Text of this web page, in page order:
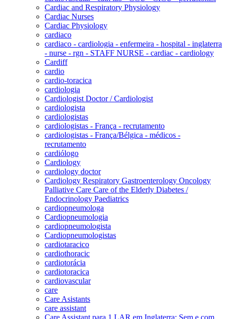
Cardiac and Respiratory Physiology
Cardiac Nurses
Cardiac Physiology
cardiaco
cardiaco - cardiologia - enfermeira - hospital - inglaterra
- nurse - rgn - STAFF NURSE - cardiac - cardiology
Cardiff
cardio
cardio-toracica
cardiologia
Cardiologist Doctor / Cardiologist
cardiologista
cardiologistas
cardiologistas - França - recrutamento
cardiologistas - França/Bélgica - médicos -
recrutamento
cardiólogo
Cardiology
cardiology doctor
Cardiology Respiratory Gastroenterology Oncology
Palliative Care Care of the Elderly Diabetes /
Endocrinology Paediatrics
cardiopneumologa
Cardiopneumologia
cardiopneumologista
Cardiopneumologistas
cardiotaracico
cardiothoracic
cardiotorácia
cardiotoracica
cardiovascular
care
Care Asistants
care assistant
Care Assistant para 1 LAR em Inglaterra; Sem e com